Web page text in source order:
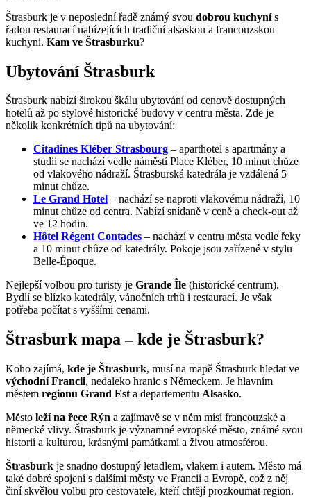
Štrasburk je v neposlední řadě známý svou dobrou kuchynís
řadou restaurací nabízejících tradiční alsaskou a francouzskou
kuchyni. Kam ve Štrasburku?
Ubytování Štrasburk
Štrasburk nabízí širokou škálu ubytování od cenově dostupných
hotelů až po stylové historické budovy v centru města. Zde je
několik konkrétních tipů na ubytování:
Citadines Kléber Strasbourg – aparthotel s apartmány a
studii se nachází vedle náměstí Place Kléber, 10 minut chůze
od vlakového nádraží. Štrasburská katedrála je vzdálená 5
minut chůze.
Le Grand Hotel – nachází se naproti vlakovému nádraží, 10
minut chůze od centra. Nabízí snídaně v ceně a check-out až
ve 12 hodin.
Hôtel Régent Contades – nachází v centru města vedle řeky
a 10 minut chůze od katedrály. Pokoje jsou zařízené v stylu
Belle-Époque.
Nejlepší volbou pro turisty je Grande Île (historické centrum).
Bydlí se blízko katedrály, vánočních trhů i restaurací. Je však
potřeba počítat s vyššími cenami.
Štrasburk mapa – kde je Štrasburk?
Koho zajímá, kde je Štrasburk, musí na mapě Štrasburk hledat ve
východní Francii, nedaleko hranic s Německem. Je hlavním
městem regionu Grand Est a departementu Alsasko.
Město leží na řece Rýn a zajímavě se v něm mísí francouzské a
německé vlivy. Štrasburk je významné evropské město, známé svou
historií a kulturou, krásnými památkami a živou atmosférou.
Štrasburk je snadno dostupný letadlem, vlakem i autem. Město má
také dobré spojení s dalšími městy ve Francii a Evropě, což z něj
činí skvělou volbu pro cestovatele, kteří chtějí prozkoumat region.